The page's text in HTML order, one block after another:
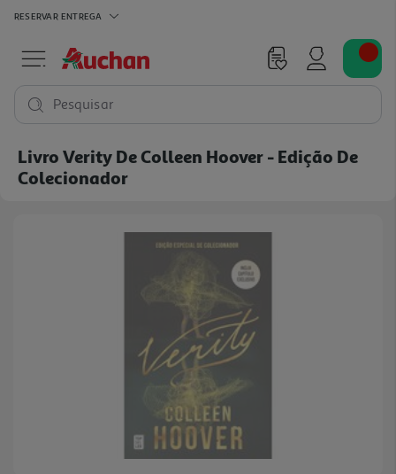
RESERVAR ENTREGA
Pesquisar
Livro Verity De Colleen Hoover - Edição De
Colecionador